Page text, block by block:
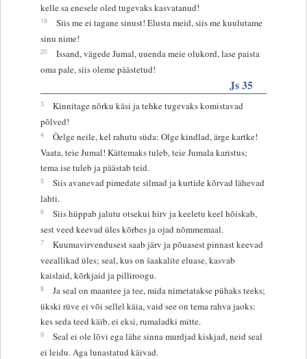
kelle sa enesele oled tugevaks kasvatanud!
19
Siis me ei tagane sinust! Elusta meid, siis me kuulutame
sinu nime!
20
Issand, vägede Jumal, uuenda meie olukord, lase paista
oma pale, siis oleme päästetud!
Js 35
3
Kinnitage nõrku käsi ja tehke tugevaks komistavad
põlved!
4
Öelge neile, kel rahutu süda: Olge kindlad, ärge kartke!
Vaata, teie Jumal! Kättemaks tuleb, teie Jumala karistus;
tema ise tuleb ja päästab teid.
5
Siis avanevad pimedate silmad ja kurtide kõrvad lähevad
lahti.
6
Siis hüppab jalutu otsekui hirv ja keeletu keel hõiskab,
sest veed keevad üles kõrbes ja ojad nõmmemaal.
7
Kuumavirvendusest saab järv ja põuasest pinnast keevad
veeallikad üles; seal, kus on šaakalite eluase, kasvab
kaislaid, kõrkjaid ja pilliroogu.
8
Ja seal on maantee ja tee, mida nimetatakse pühaks teeks;
ükski rüve ei või sellel käia, vaid see on tema rahva jaoks:
kes seda teed käib, ei eksi, rumaladki mitte.
9
Seal ei ole lõvi ega lähe sinna murdjad kiskjad, neid seal
ei leidu. Aga lunastatud käivad.